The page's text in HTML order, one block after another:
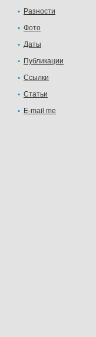
Разности
Фото
Даты
Публикации
Ссылки
Статьи
E-mail me